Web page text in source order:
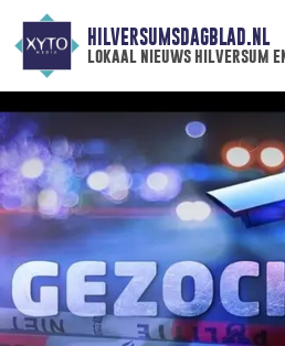
HILVERSUMSDAGBLAD.NL
lokaal nieuws hilversum